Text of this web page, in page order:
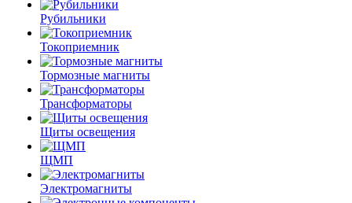
Рубильники
Токоприемник
Тормозные магниты
Трансформаторы
Щиты освещения
ЩМП
Электромагниты